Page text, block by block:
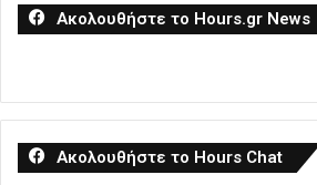
Ακολουθήστε το Hours.gr News
Ακολουθήστε το Hours Chat